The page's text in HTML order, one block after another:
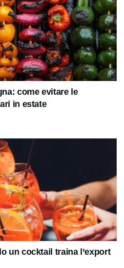
come evitare le
in estate
un cocktail traina l’export